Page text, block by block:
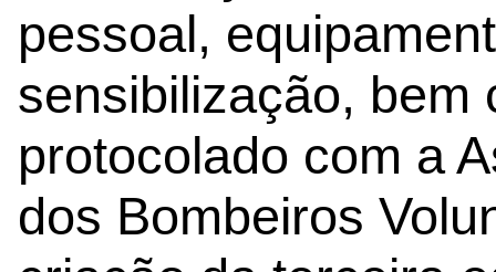
pessoal,
sensibilização, bem
protocolado com a
dos Bombeiros